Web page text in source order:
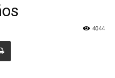
4044